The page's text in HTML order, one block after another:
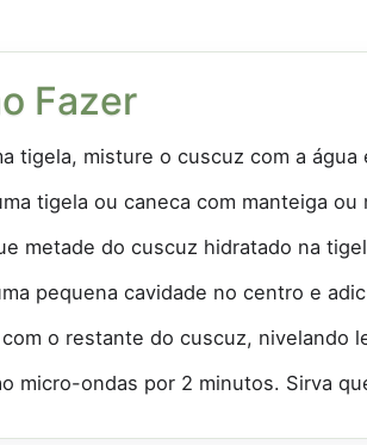
Fazer
tigela, misture o cuscuz com a
tigela ou caneca com manteiga
metade do cuscuz hidratado na
pequena cavidade no centro e
com o restante do cuscuz, nivelando
micro-ondas por 2 minutos. Sirva